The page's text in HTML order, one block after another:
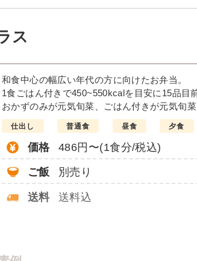
ス
和食中心の幅広い年代の方に向けたお弁当。
1食ごはん付きで450~550kcalを目安に15品目
おかずのみが元気旬菜、ごはん付きが元気旬
仕出し 普通食 昼食 夕食
価格 486円〜(1食分/税込)
ご飯 別売り
送料 送料込